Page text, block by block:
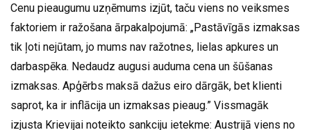
Cenu pieaugumu uzņēmums izjūt, taču viens no veiksmes
faktoriem ir ražošana ārpakalpojumā: „Pastāvīgās izmaksas
tik ļoti nejūtam, jo mums nav ražotnes, lielas apkures un
darbaspēka. Nedaudz augusi auduma cena un šūšanas
izmaksas. Apģērbs maksā dažus eiro dārgāk, bet klienti
saprot, ka ir inflācija un izmaksas pieaug.” Vissmagāk
izjusta Krievijai noteikto sankciju ietekme: Austrijā viens no